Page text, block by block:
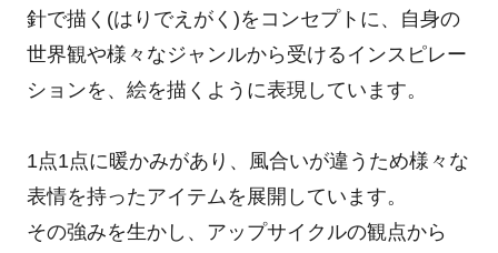
針で描く(はりでえがく)をコンセプトに、自身の
世界観や様々なジャンルから受けるインスピレー
ションを、絵を描くように表現しています。
1点1点に暖かみがあり、風合いが違うため様々な
表情を持ったアイテムを展開しています。
その強みを生かし、アップサイクルの観点から